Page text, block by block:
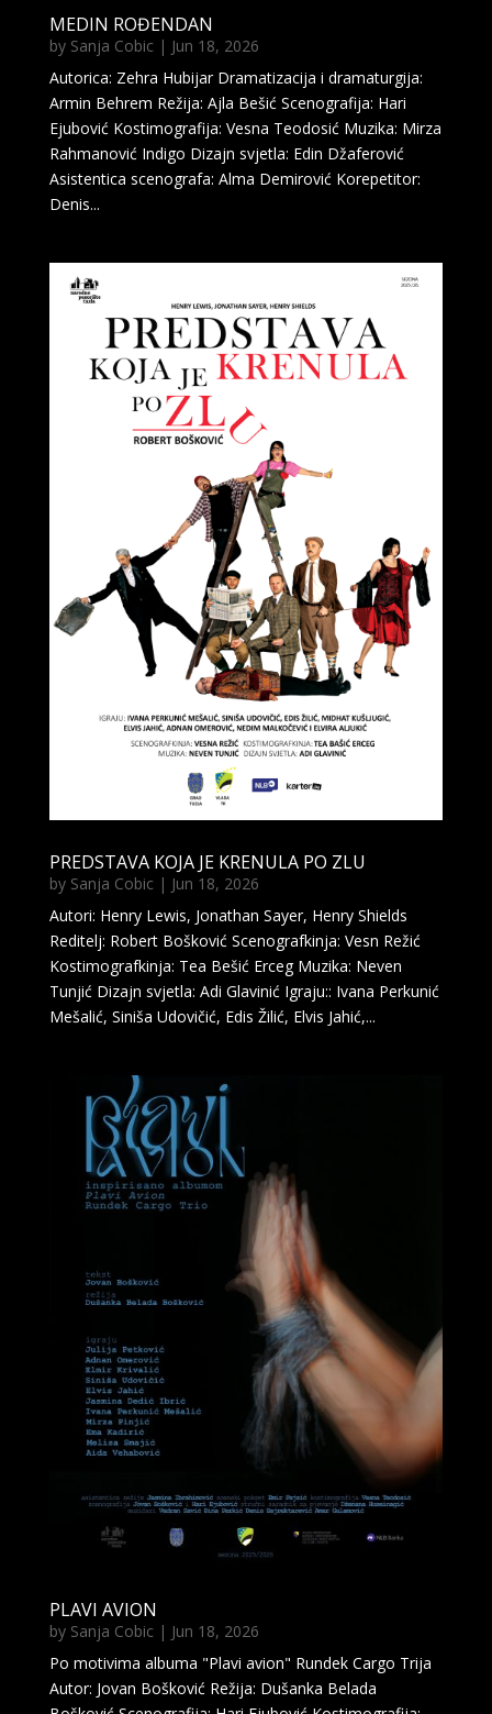
MEDIN ROĐENDAN
by Sanja Cobic| Jun 18, 2026
Autorica: Zehra Hubijar Dramatizacija i dramaturgija:
Armin Behrem Režija: Ajla Bešić Scenografija: Hari
Ejubović Kostimografija: Vesna Teodosić Muzika: Mirza
Rahmanović Indigo Dizajn svjetla: Edin Džaferović
Asistentica scenografa: Alma Demirović Korepetitor:
Denis...
PREDSTAVA KOJA JE KRENULA PO ZLU
by Sanja Cobic| Jun 18, 2026
Autori: Henry Lewis, Jonathan Sayer, Henry Shields
Reditelj: Robert Bošković Scenografkinja: Vesn Režić
Kostimografkinja: Tea Bešić Erceg Muzika: Neven
Tunjić Dizajn svjetla: Adi Glavinić Igraju:: Ivana Perkunić
Mešalić, Siniša Udovičić, Edis Žilić, Elvis Jahić,...
PLAVI AVION
by Sanja Cobic| Jun 18, 2026
Po motivima albuma "Plavi avion" Rundek Cargo Trija
Autor: Jovan Bošković Režija: Dušanka Belada